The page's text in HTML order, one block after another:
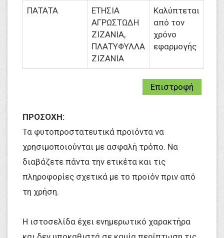
ΠΑΤΑΤΑ
ΕΤΗΣΙΑ
ΑΓΡΩΣΤΩΔΗ
ΖΙΖΑΝΙΑ,
ΠΛΑΤΥΦΥΛΛΑ
ΖΙΖΑΝΙΑ
Καλύπτεται
από τον
χρόνο
εφαρμογής
Επιστροφή
ΠΡΟΣΟΧΗ:
Τα φυτοπροστατευτικά προϊόντα να
χρησιμοποιούνται με ασφαλή τρόπο. Να
διαβάζετε πάντα την ετικέτα και τις
πληροφορίες σχετικά με το προϊόν πριν από
τη χρήση.
Η ιστοσελίδα έχει ενημερωτικό χαρακτήρα